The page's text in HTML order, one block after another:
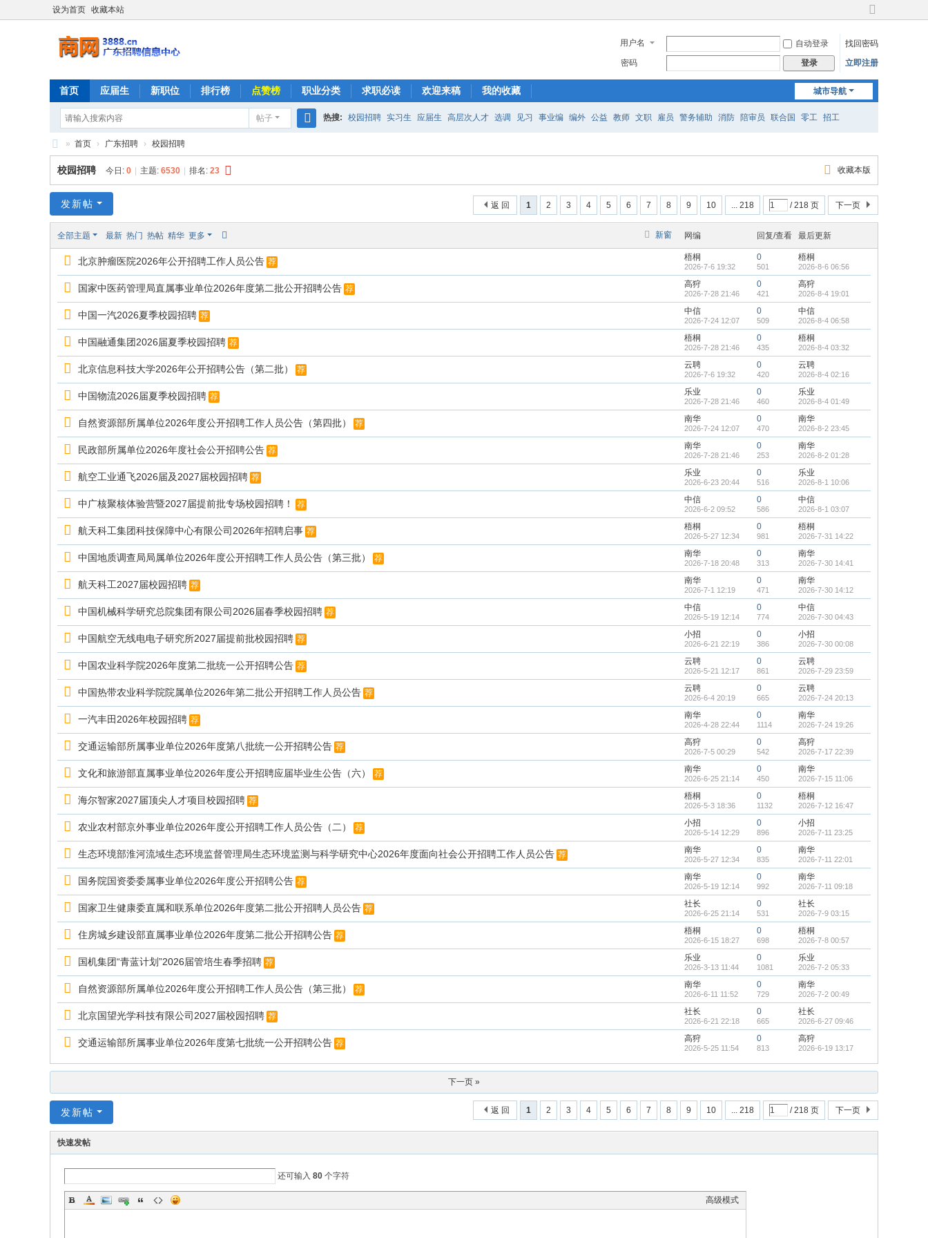
设为首页 收藏本站
切
到
宽
用户名 自动登录
找回密码
密码
登录 立即注册
城市导航
首页 应届生 新职位 排行榜 点赞榜 职业分类 求职必读 欢迎来稿 我的收藏
帖子
索
热搜: 校园招聘 实习生 应届生 高层次人才 选调 见习 事业编 编外 公益 教师 文职 雇员 警务辅助 消防 陪审员 联合国 零工 招工
商
网
» 首页 › 广东招聘 › 校园招聘
收藏本版
校园招聘 今日: 0 主题: 6530 排名: 23
1 2 3 4 5 6 7 8 9 10 ... 218 / 218 页 下一页
返 回
发新帖
新窗
全部主题 最新 热门 热帖 精华 更多 网编 回复/查看 最后更新
北京肿瘤医院2026年公开招聘工作人员公告 荐
梧桐
2026-7-6 19:32
0
501
梧桐
2026-8-6 06:56
国家中医药管理局直属事业单位2026年度第二批公开招聘公告 荐
高狩
2026-7-28 21:46
0
421
高狩
2026-8-4 19:01
中国一汽2026夏季校园招聘 荐
中信
2026-7-24 12:07
0
509
中信
2026-8-4 06:58
中国融通集团2026届夏季校园招聘 荐
梧桐
2026-7-28 21:46
0
435
梧桐
2026-8-4 03:32
北京信息科技大学2026年公开招聘公告（第二批） 荐
云聘
2026-7-6 19:32
0
420
云聘
2026-8-4 02:16
中国物流2026届夏季校园招聘 荐
乐业
2026-7-28 21:46
0
460
乐业
2026-8-4 01:49
自然资源部所属单位2026年度公开招聘工作人员公告（第四批） 荐
南华
2026-7-24 12:07
0
470
南华
2026-8-2 23:45
民政部所属单位2026年度社会公开招聘公告 荐
南华
2026-7-28 21:46
0
253
南华
2026-8-2 01:28
航空工业通飞2026届及2027届校园招聘 荐
乐业
2026-6-23 20:44
0
516
乐业
2026-8-1 10:06
中广核聚核体验营暨2027届提前批专场校园招聘！ 荐
中信
2026-6-2 09:52
0
586
中信
2026-8-1 03:07
航天科工集团科技保障中心有限公司2026年招聘启事 荐
梧桐
2026-5-27 12:34
0
981
梧桐
2026-7-31 14:22
中国地质调查局局属单位2026年度公开招聘工作人员公告（第三批） 荐
南华
2026-7-18 20:48
0
313
南华
2026-7-30 14:41
航天科工2027届校园招聘 荐
南华
2026-7-1 12:19
0
471
南华
2026-7-30 14:12
中国机械科学研究总院集团有限公司2026届春季校园招聘 荐
中信
2026-5-19 12:14
0
774
中信
2026-7-30 04:43
中国航空无线电电子研究所2027届提前批校园招聘 荐
小招
2026-6-21 22:19
0
386
小招
2026-7-30 00:08
中国农业科学院2026年度第二批统一公开招聘公告 荐
云聘
2026-5-21 12:17
0
861
云聘
2026-7-29 23:59
中国热带农业科学院院属单位2026年第二批公开招聘工作人员公告 荐
云聘
2026-6-4 20:19
0
665
云聘
2026-7-24 20:13
一汽丰田2026年校园招聘 荐
南华
2026-4-28 22:44
0
1114
南华
2026-7-24 19:26
交通运输部所属事业单位2026年度第八批统一公开招聘公告 荐
高狩
2026-7-5 00:29
0
542
高狩
2026-7-17 22:39
文化和旅游部直属事业单位2026年度公开招聘应届毕业生公告（六） 荐
南华
2026-6-25 21:14
0
450
南华
2026-7-15 11:06
海尔智家2027届顶尖人才项目校园招聘 荐
梧桐
2026-5-3 18:36
0
1132
梧桐
2026-7-12 16:47
农业农村部京外事业单位2026年度公开招聘工作人员公告（二） 荐
小招
2026-5-14 12:29
0
896
小招
2026-7-11 23:25
生态环境部淮河流域生态环境监督管理局生态环境监测与科学研究中心2026年度面向社会公开招聘工作人员公告 荐
南华
2026-5-27 12:34
0
835
南华
2026-7-11 22:01
国务院国资委委属事业单位2026年度公开招聘公告 荐
南华
2026-5-19 12:14
0
992
南华
2026-7-11 09:18
国家卫生健康委直属和联系单位2026年度第二批公开招聘人员公告 荐
社长
2026-6-25 21:14
0
531
社长
2026-7-9 03:15
住房城乡建设部直属事业单位2026年度第二批公开招聘公告 荐
梧桐
2026-6-15 18:27
0
698
梧桐
2026-7-8 00:57
国机集团“青蓝计划”2026届管培生春季招聘 荐
乐业
2026-3-13 11:44
0
1081
乐业
2026-7-2 05:33
自然资源部所属单位2026年度公开招聘工作人员公告（第三批） 荐
南华
2026-6-11 11:52
0
729
南华
2026-7-2 00:49
北京国望光学科技有限公司2027届校园招聘 荐
社长
2026-6-21 22:18
0
665
社长
2026-6-27 09:46
交通运输部所属事业单位2026年度第七批统一公开招聘公告 荐
高狩
2026-5-25 11:54
0
813
高狩
2026-6-19 13:17
下一页 »
1 2 3 4 5 6 7 8 9 10 ... 218 / 218 页 下一页
返 回
发新帖
快速发帖
还可输入 80 个字符
高级模式